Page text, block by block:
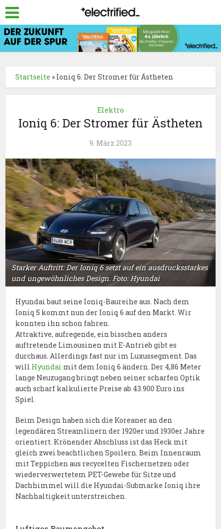
Startseite » Ioniq 6: Der Stromer für Ästheten
Elektro
Ioniq 6: Der Stromer für Ästheten
9. März 2023
Starker Auftritt: Der Ioniq 6 setzt auf ein ausdrucksstarkes
und ungewöhnliches Design. Foto: Hyundai
Hyundai baut seine Ioniq-Baureihe aus. Nach dem
Ioniq 5 kommt nun der Ioniq 6 auf den Markt. Wir
konnten ihn schon fahren.
Attraktive, aufregende, ein bisschen anders
auftretende Limousinen mit E-Antrieb gibt es
durchaus. Allerdings fast nur im Luxussegment. Das
will Hyundai mit dem Ioniq 6 ändern. Der 4,86 Meter
lange Neuzugang bringt neben seiner scharfen Optik
auch scharf kalkulierte Preise ab 43.900 Euro ins
Spiel.
Beim Design haben sich die Koreaner an den
legendären Streamlinern der 1920er und 1930er Jahre
orientiert. Krönender Abschluss ist das Heck mit
gleich zwei beachtlichen Spoilern. Beim Innenraum
mit Teppichen aus recycelten Fischernetzen oder
wiederverwertetem PET-Gewebe für Sitze und
Dachhimmel will die Hyundai-Submarke Ioniq ihre
Nachhaltigkeit unterstreichen.